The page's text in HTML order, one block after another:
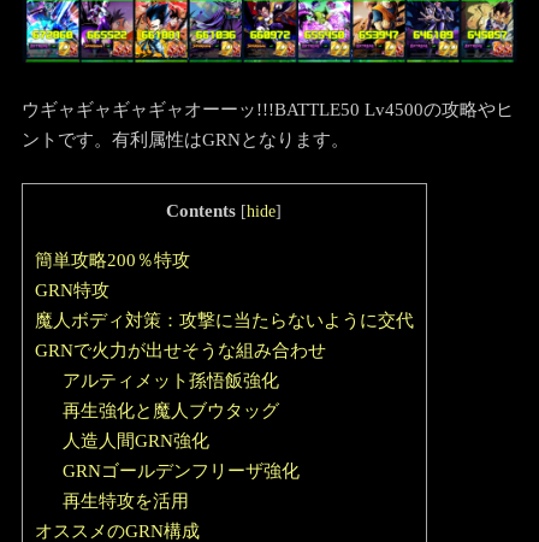
ウギャギャギャギャオーーッ!!!BATTLE50 Lv4500の攻略やヒ
ントです。有利属性はGRNとなります。
Contents [hide]
簡単攻略200％特攻
GRN特攻
魔人ボディ対策：攻撃に当たらないように交代
GRNで火力が出せそうな組み合わせ
アルティメット孫悟飯強化
再生強化と魔人ブウタッグ
人造人間GRN強化
GRNゴールデンフリーザ強化
再生特攻を活用
オススメのGRN構成